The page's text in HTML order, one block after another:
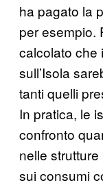
ha pagato la
per esempio.
calcolato che
sull’Isola
tanti quelli
In pratica, le
confronto
nelle
sui consumi